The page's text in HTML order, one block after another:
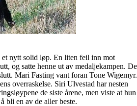
et nytt solid løp. En liten feil inn mot
og satte henne ut av medaljekampen.
Mari Fasting vant foran Tone Wigemyr.
overraskelse. Siri Ulvestad har nesten
de siste årene, men viste at hun
bli en av de aller beste.